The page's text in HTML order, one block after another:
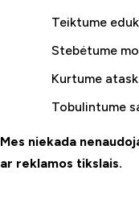
Teiktume
Stebėtume
Kurtume
Tobulintume
Mes niekada
ar reklamos tikslais.